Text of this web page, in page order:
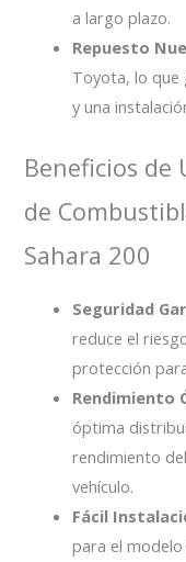
a largo plazo.
Repuesto
Toyota, lo que
y una
Beneficios de
de
Sahara 200
Seguridad
reduce el
protección
Rendimiento
óptima
rendimiento
vehículo.
Fácil
para el modelo